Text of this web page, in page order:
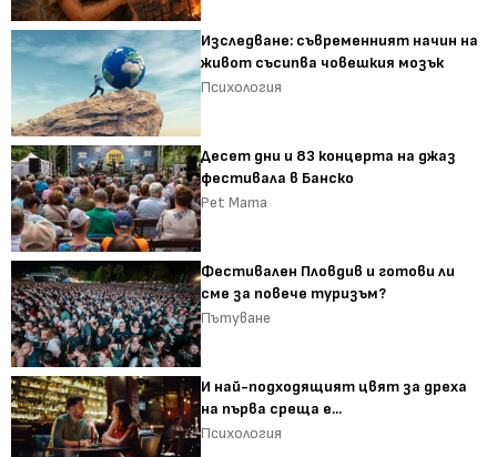
Изследване: съвременният начин на
живот съсипва човешкия мозък
Психология
Десет дни и 83 концерта на джаз
фестивала в Банско
Pet Mama
Фестивален Пловдив и готови ли
сме за повече туризъм?
Пътуване
И най-подходящият цвят за дреха
на първа среща е...
Психология